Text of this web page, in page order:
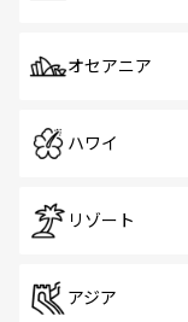
オセアニア
ハワイ
リゾート
アジア